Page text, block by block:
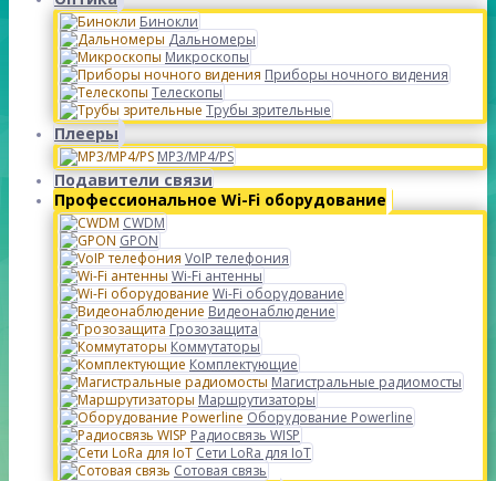
Бинокли
Дальномеры
Микроскопы
Приборы ночного видения
Телескопы
Трубы зрительные
Плееры
MP3/MP4/PS
Подавители связи
Профессиональное Wi-Fi оборудование
CWDM
GPON
VoIP телефония
Wi-Fi антенны
Wi-Fi оборудование
Видеонаблюдение
Грозозащита
Коммутаторы
Комплектующие
Магистральные радиомосты
Маршрутизаторы
Оборудование Powerline
Радиосвязь WISP
Сети LoRa для IoT
Сотовая связь